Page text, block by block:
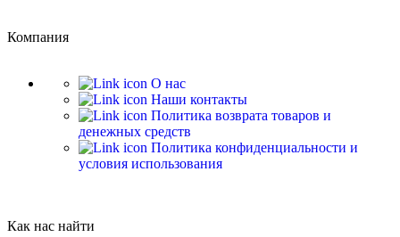
Компания
О нас
Наши контакты
Политика возврата товаров и
денежных средств
Политика конфиденциальности и
условия использования
Как нас найти